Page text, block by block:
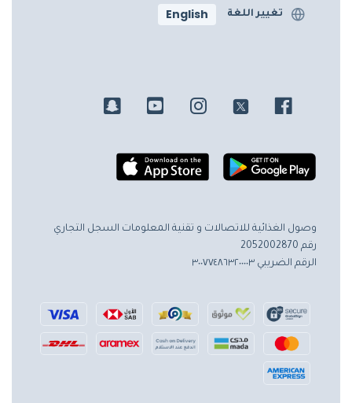
تغيير اللغة English
وصول الغذائية للاتصالات و تقنية المعلومات السجل التجاري
رقم 2052002870
الرقم الضريبي ٣٠٠٧٧٤٨٦٣٢٠٠٠٠٣